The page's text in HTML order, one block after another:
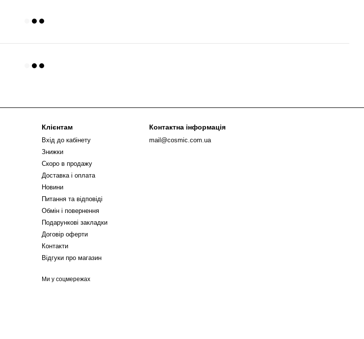
Клієнтам
Вхід до кабінету
Знижки
Скоро в продажу
Доставка і оплата
Новини
Питання та відповіді
Обмін і повернення
Подарункові закладки
Договір оферти
Контакти
Відгуки про магазин
Ми у соцмережах
Контактна інформація
mail@cosmic.com.ua